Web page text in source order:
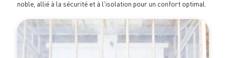
noble, allié à la sécurité et à l'isolation pour un confort optimal.